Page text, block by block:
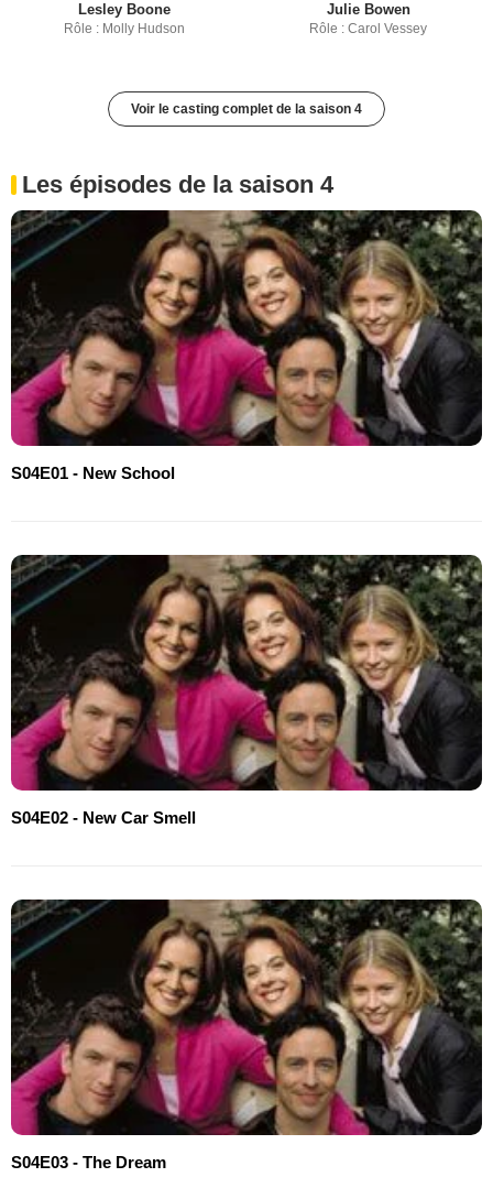
Lesley Boone
Rôle : Molly Hudson
Julie Bowen
Rôle : Carol Vessey
Voir le casting complet de la saison 4
Les épisodes de la saison 4
S04E01 - New School
S04E02 - New Car Smell
S04E03 - The Dream